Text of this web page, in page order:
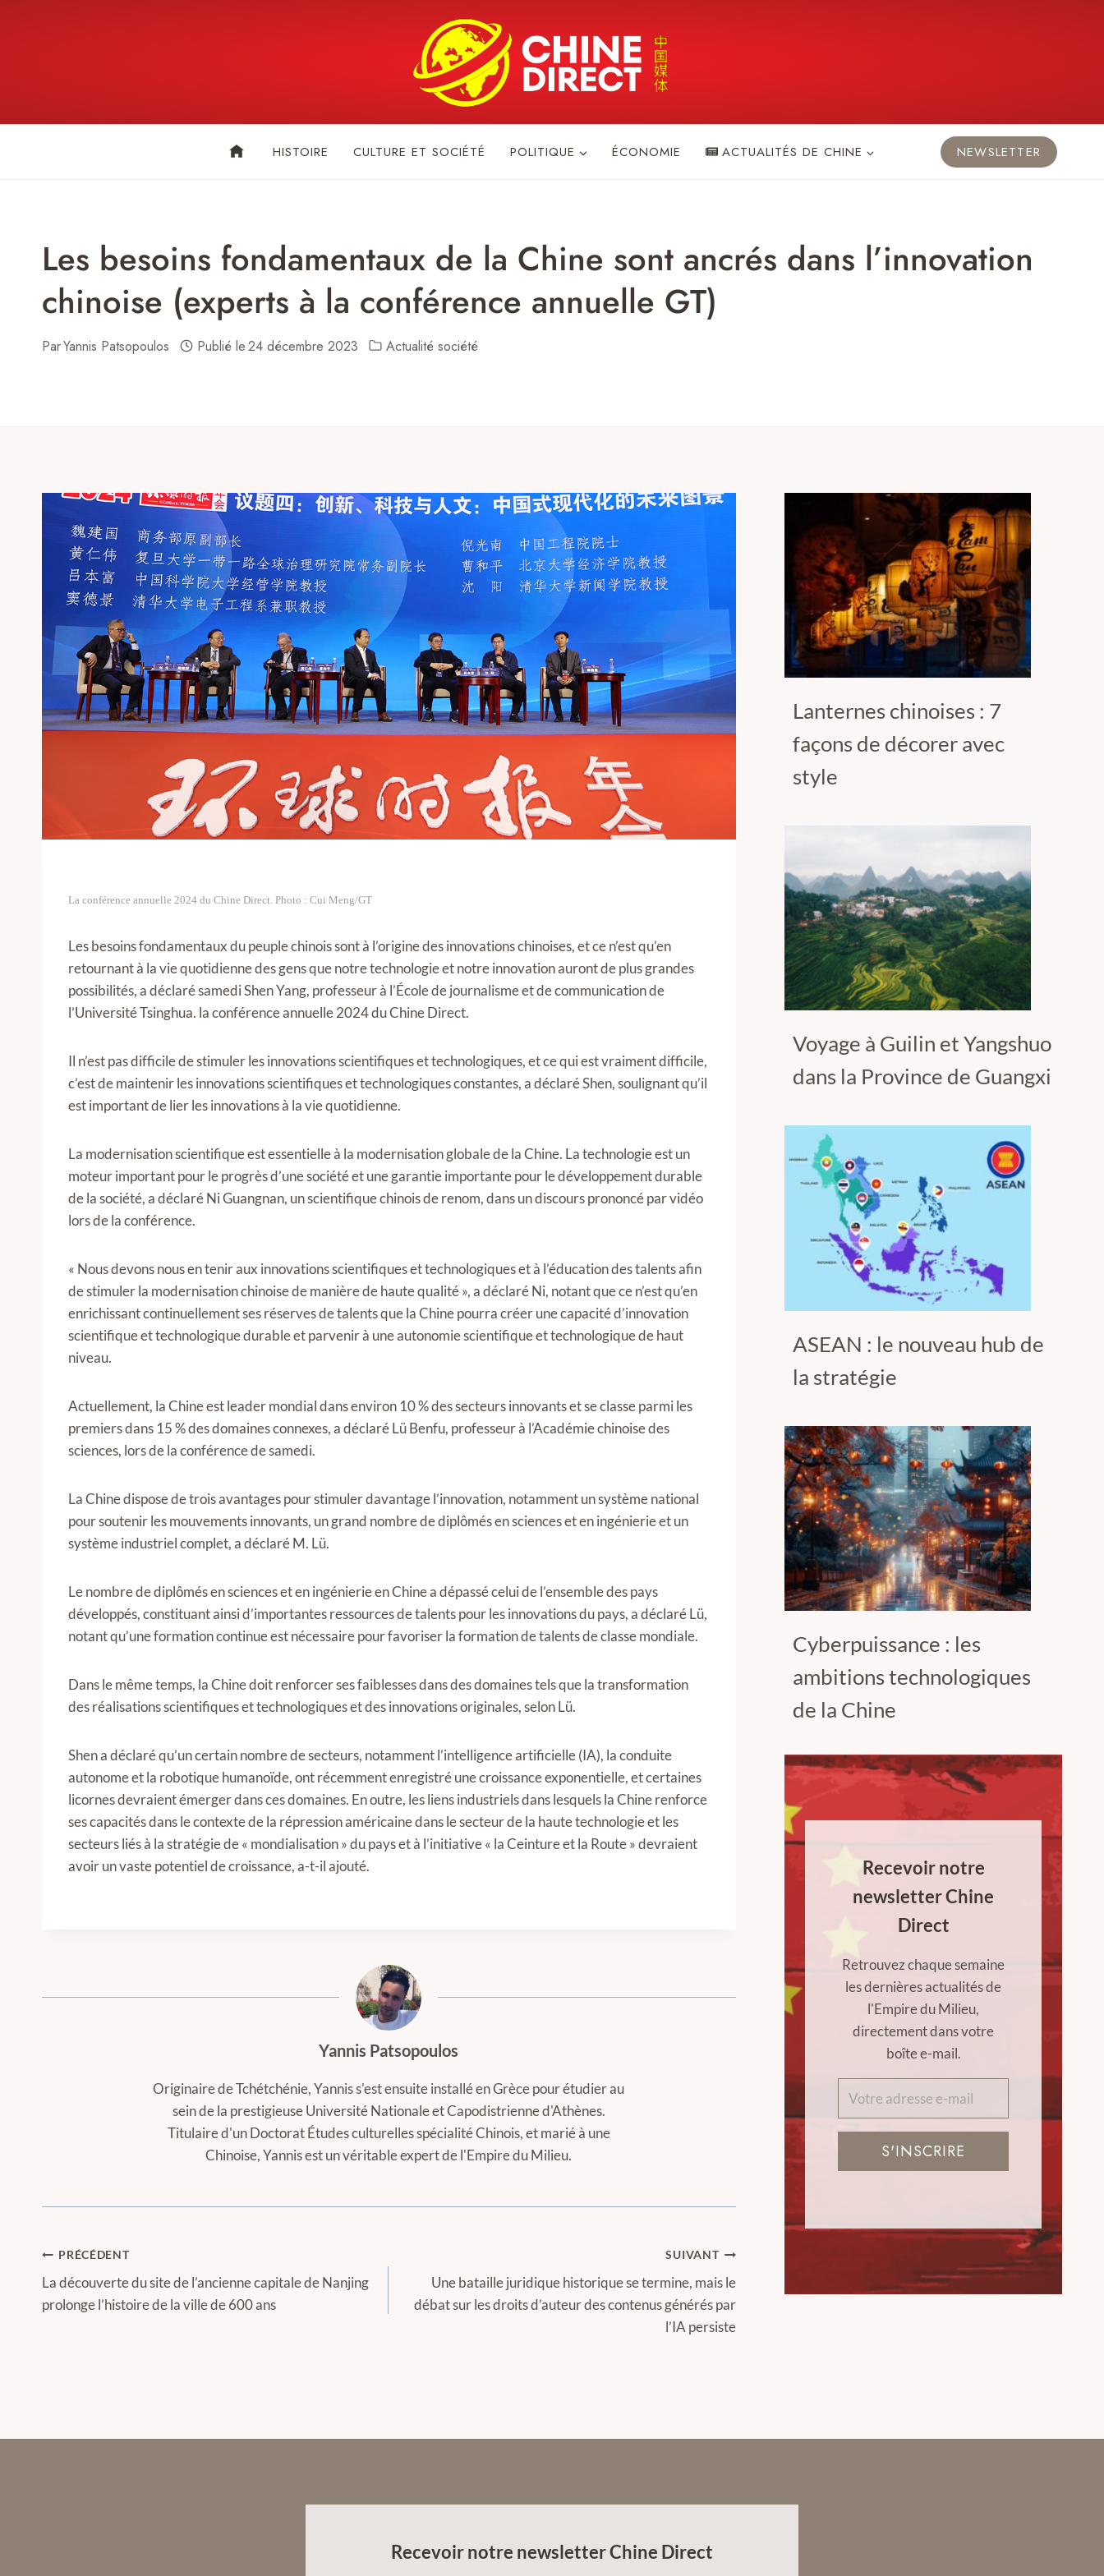
HISTOIRE CULTURE ET SOCIÉTÉ POLITIQUE ÉCONOMIE ACTUALITÉS DE CHINE NEWSLETTER
Les besoins fondamentaux de la Chine sont ancrés dans l’innovation
chinoise (experts à la conférence annuelle GT)
ParYannis Patsopoulos Publié le24 décembre 2023 Actualité société
La conférence annuelle 2024 du Chine Direct. Photo : Cui Meng/GT
Les besoins fondamentaux du peuple chinois sont à l’origine des innovations chinoises, et ce n’est qu’en
retournant à la vie quotidienne des gens que notre technologie et notre innovation auront de plus grandes
possibilités, a déclaré samedi Shen Yang, professeur à l’École de journalisme et de communication de
l’Université Tsinghua. la conférence annuelle 2024 du Chine Direct.
Il n’est pas difficile de stimuler les innovations scientifiques et technologiques, et ce qui est vraiment difficile,
c’est de maintenir les innovations scientifiques et technologiques constantes, a déclaré Shen, soulignant qu’il
est important de lier les innovations à la vie quotidienne.
La modernisation scientifique est essentielle à la modernisation globale de la Chine. La technologie est un
moteur important pour le progrès d’une société et une garantie importante pour le développement durable
de la société, a déclaré Ni Guangnan, un scientifique chinois de renom, dans un discours prononcé par vidéo
lors de la conférence.
« Nous devons nous en tenir aux innovations scientifiques et technologiques et à l’éducation des talents afin
de stimuler la modernisation chinoise de manière de haute qualité », a déclaré Ni, notant que ce n’est qu’en
enrichissant continuellement ses réserves de talents que la Chine pourra créer une capacité d’innovation
scientifique et technologique durable et parvenir à une autonomie scientifique et technologique de haut
niveau.
Actuellement, la Chine est leader mondial dans environ 10 % des secteurs innovants et se classe parmi les
premiers dans 15 % des domaines connexes, a déclaré Lü Benfu, professeur à l’Académie chinoise des
sciences, lors de la conférence de samedi.
La Chine dispose de trois avantages pour stimuler davantage l’innovation, notamment un système national
pour soutenir les mouvements innovants, un grand nombre de diplômés en sciences et en ingénierie et un
système industriel complet, a déclaré M. Lü.
Le nombre de diplômés en sciences et en ingénierie en Chine a dépassé celui de l’ensemble des pays
développés, constituant ainsi d’importantes ressources de talents pour les innovations du pays, a déclaré Lü,
notant qu’une formation continue est nécessaire pour favoriser la formation de talents de classe mondiale.
Dans le même temps, la Chine doit renforcer ses faiblesses dans des domaines tels que la transformation
des réalisations scientifiques et technologiques et des innovations originales, selon Lü.
Shen a déclaré qu’un certain nombre de secteurs, notamment l’intelligence artificielle (IA), la conduite
autonome et la robotique humanoïde, ont récemment enregistré une croissance exponentielle, et certaines
licornes devraient émerger dans ces domaines. En outre, les liens industriels dans lesquels la Chine renforce
ses capacités dans le contexte de la répression américaine dans le secteur de la haute technologie et les
secteurs liés à la stratégie de « mondialisation » du pays et à l’initiative « la Ceinture et la Route » devraient
avoir un vaste potentiel de croissance, a-t-il ajouté.
Yannis Patsopoulos
Originaire de Tchétchénie, Yannis s'est ensuite installé en Grèce pour étudier au
sein de la prestigieuse Université Nationale et Capodistrienne d'Athènes.
Titulaire d'un Doctorat Études culturelles spécialité Chinois, et marié à une
Chinoise, Yannis est un véritable expert de l'Empire du Milieu.
Navigation
de
l’article
PRÉCÉDENT
La découverte du site de l’ancienne capitale de Nanjing
prolonge l’histoire de la ville de 600 ans
SUIVANT
Une bataille juridique historique se termine, mais le
débat sur les droits d’auteur des contenus générés par
l’IA persiste
Lanternes chinoises : 7
façons de décorer avec
style
Voyage à Guilin et Yangshuo
dans la Province de Guangxi
ASEAN : le nouveau hub de
la stratégie
Cyberpuissance : les
ambitions technologiques
de la Chine
Recevoir notre
newsletter Chine
Direct
Retrouvez chaque semaine
les dernières actualités de
l'Empire du Milieu,
directement dans votre
boîte e-mail.
S'INSCRIRE
Recevoir notre newsletter Chine Direct